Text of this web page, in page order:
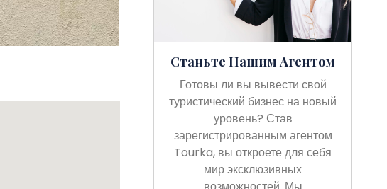
Станьте Нашим Агентом
Готовы ли вы вывести свой
туристический бизнес на новый
уровень? Став
зарегистрированным агентом
Tourka, вы откроете для себя
мир эксклюзивных